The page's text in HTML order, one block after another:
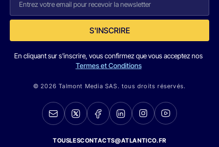
S'INSCRIRE
En cliquant sur s'inscrire, vous confirmez que vous acceptez nos
Termes et Conditions
© 2026 Talmont Media SAS. tous droits réservés.
TOUSLESCONTACTS@ATLANTICO.FR